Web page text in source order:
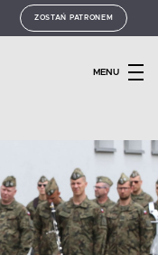
ZOSTAŃ PATRONEM
MENU